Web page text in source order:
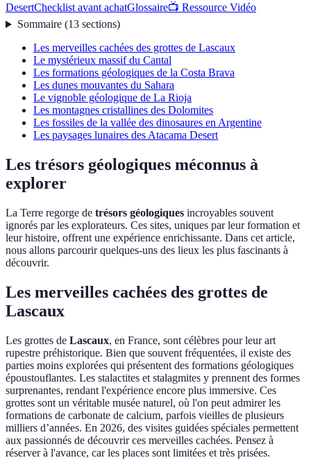
DesertChecklist avant achatGlossaire📺 Ressource Vidéo
Sommaire(13 sections)
Les merveilles cachées des grottes de Lascaux
Le mystérieux massif du Cantal
Les formations géologiques de la Costa Brava
Les dunes mouvantes du Sahara
Le vignoble géologique de La Rioja
Les montagnes cristallines des Dolomites
Les fossiles de la vallée des dinosaures en Argentine
Les paysages lunaires des Atacama Desert
Les trésors géologiques méconnus à
explorer
La Terre regorge de trésors géologiques incroyables souvent
ignorés par les explorateurs. Ces sites, uniques par leur formation et
leur histoire, offrent une expérience enrichissante. Dans cet article,
nous allons parcourir quelques-uns des lieux les plus fascinants à
découvrir.
Les merveilles cachées des grottes de
Lascaux
Les grottes de Lascaux, en France, sont célèbres pour leur art
rupestre préhistorique. Bien que souvent fréquentées, il existe des
parties moins explorées qui présentent des formations géologiques
époustouflantes. Les stalactites et stalagmites y prennent des formes
surprenantes, rendant l'expérience encore plus immersive. Ces
grottes sont un véritable musée naturel, où l'on peut admirer les
formations de carbonate de calcium, parfois vieilles de plusieurs
milliers d’années. En 2026, des visites guidées spéciales permettent
aux passionnés de découvrir ces merveilles cachées. Pensez à
réserver à l'avance, car les places sont limitées et très prisées.